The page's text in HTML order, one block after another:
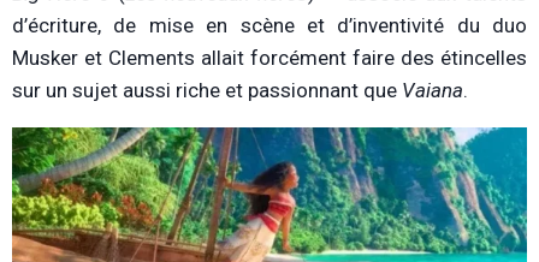
d’écriture, de mise en scène et d’inventivité du duo
Musker et Clements allait forcément faire des étincelles
sur un sujet aussi riche et passionnant que Vaiana.